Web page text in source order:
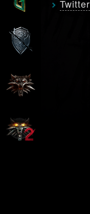
Twitter